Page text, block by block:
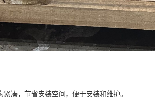
凑，节省安装空间，便于安装和维护。